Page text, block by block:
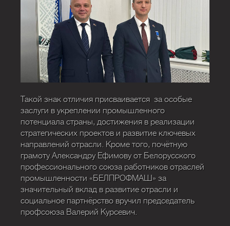
Такой знак отличия присваивается за особые
заслуги в укреплении промышленного
потенциала страны, достижения в реализации
стратегических проектов и развитие ключевых
направлений отрасли. Кроме того, почётную
грамоту Александру Ефимову от Белорусского
профессионального союза работников отраслей
промышленности «БЕЛПРОФМАШ» за
значительный вклад в развитие отрасли и
социальное партнёрство вручил председатель
профсоюза Валерий Курсевич.